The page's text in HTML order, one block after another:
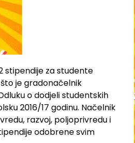
stipendije za studente
je gradonačelnik
o dodjeli studentskih
2016/17 godinu. Načelnik
razvoj, poljoprivredu i
odobrene svim